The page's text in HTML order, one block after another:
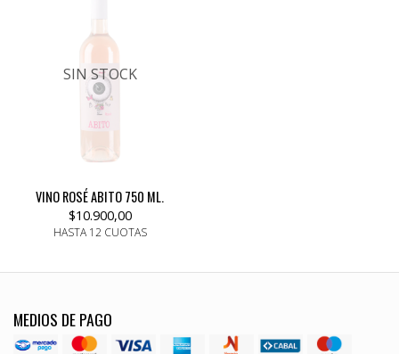
SIN STOCK
VINO ROSÉ ABITO 750 ML.
$10.900,00
HASTA 12 CUOTAS
MEDIOS DE PAGO